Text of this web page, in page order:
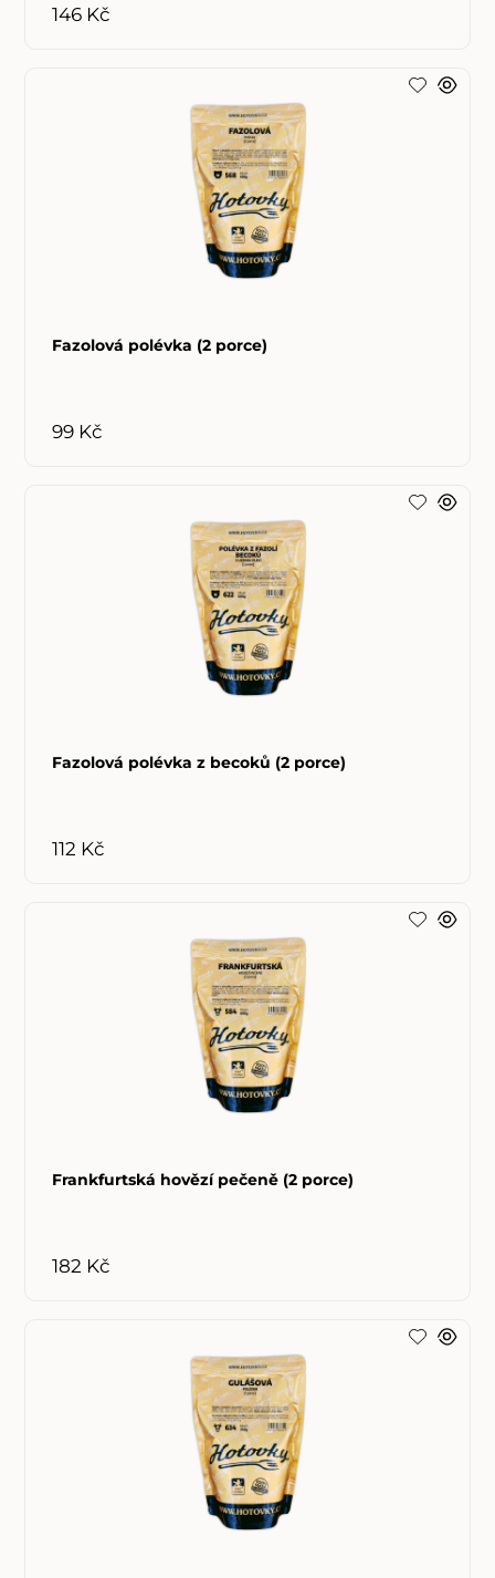
146 Kč
Fazolová polévka (2 porce)
99 Kč
Fazolová polévka z becoků (2 porce)
112 Kč
Frankfurtská hovězí pečeně (2 porce)
182 Kč